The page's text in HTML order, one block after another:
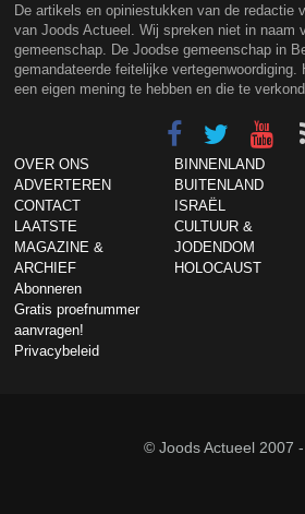
De artikels en opiniestukken van de redactie
van Joods Actueel. Wij spreken niet in naam
gemeenschap. De Joodse gemeenschap in
gemandateerde feitelijke vertegenwoordiging.
een eigen mening te hebben en die te
OVER ONS
ADVERTEREN
CONTACT
LAATSTE
MAGAZINE &
ARCHIEF
Abonneren
Gratis proefnummer
aanvragen!
Privacybeleid
BINNENLAND
BUITENLAND
ISRAËL
CULTUUR &
JODENDOM
HOLOCAUST
© Joods Actueel 2007